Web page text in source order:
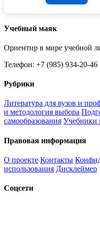
Учебный маяк
Ориентир в мире учебной
Телефон: +7 (985) 934-20-46
Рубрики
Литература для вузов и
и методология выбора
самообразования Учебники
Правовая информация
О проекте Контакты
использования Дисклеймер
Соцсети